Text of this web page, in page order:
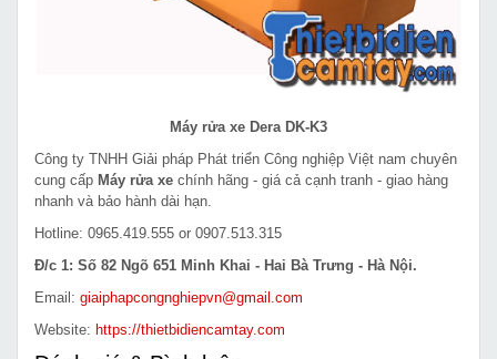
Máy rửa xe Dera DK-K3
Công ty TNHH Giải pháp Phát triển Công nghiệp Việt nam chuyên
cung cấp Máy rửa xe chính hãng - giá cả cạnh tranh - giao hàng
nhanh và bảo hành dài hạn.
Hotline: 0965.419.555 or 0907.513.315
Đ/c 1: Số 82 Ngõ 651 Minh Khai - Hai Bà Trưng - Hà Nội.
Email: giaiphapcongnghiepvn@gmail.com
Website: https://thietbidiencamtay.com